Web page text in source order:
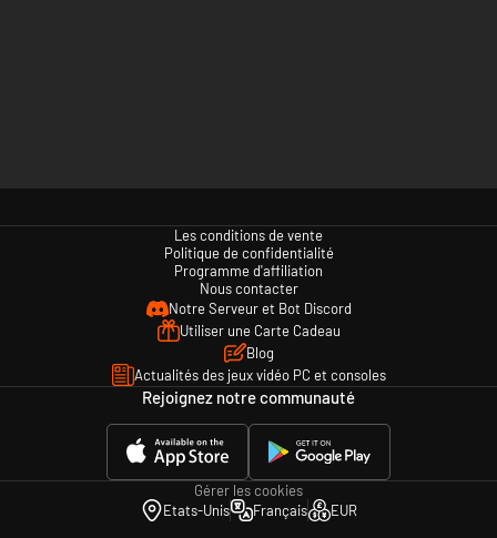
Les conditions de vente
Politique de confidentialité
Programme d'affiliation
Nous contacter
Notre Serveur et Bot Discord
Utiliser une Carte Cadeau
Blog
Actualités des jeux vidéo PC et consoles
Rejoignez notre communauté
Gérer les cookies
Etats-Unis
Français EUR